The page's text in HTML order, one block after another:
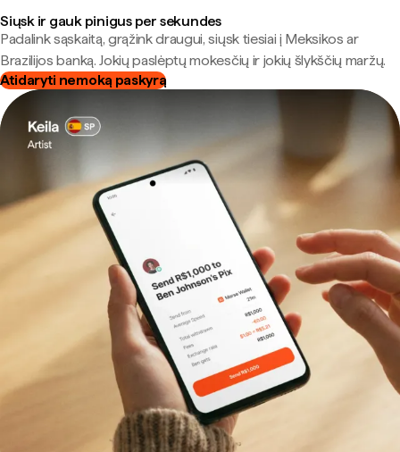
Siųsk ir gauk pinigus per sekundes
Padalink sąskaitą, grąžink draugui, siųsk tiesiai į Meksikos ar
Brazilijos banką. Jokių paslėptų mokesčių ir jokių šlykščių maržų.
Atidaryti nemoką paskyrą